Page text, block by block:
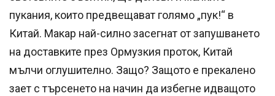
пукания, които предвещават голямо „пук!“ в
Китай. Макар най-силно засегнат от запушването
на доставките през Ормузкия проток, Китай
мълчи оглушително. Защо? Защото е прекалено
зает с търсенето на начин да избегне идващото